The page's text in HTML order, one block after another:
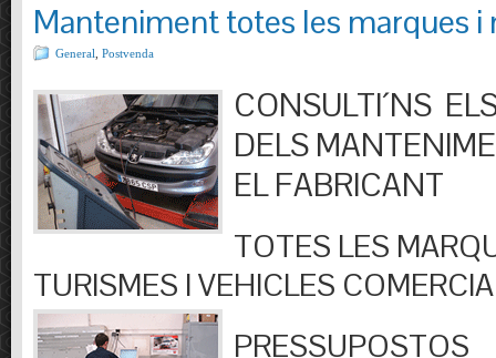
Manteniment totes les marques i
General Postvenda
CONSULTI´NS
DELS
EL FABRICANT
TOTES LES
TURISMES I VEHICLES
PRESSUPOSTOS